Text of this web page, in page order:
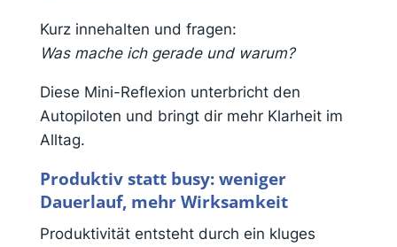
Kurz innehalten und fragen:
Was mache ich gerade und warum?
Diese Mini-Reflexion unterbricht den
Autopiloten und bringt dir mehr Klarheit im
Alltag.
Produktiv statt busy: weniger
Dauerlauf, mehr Wirksamkeit
Produktivität entsteht durch ein kluges